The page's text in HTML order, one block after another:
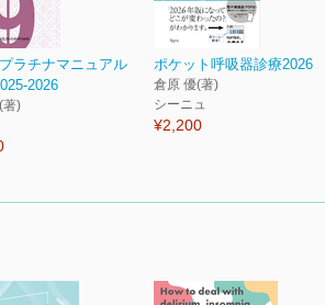
ラチナマニュアル
2026
著)
ポケット呼吸器診療2026
倉原 優(著)
シーニュ
¥2,200